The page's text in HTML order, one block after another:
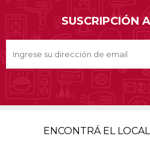
SUSCRIPCIÓN
ENCONTRÁ EL